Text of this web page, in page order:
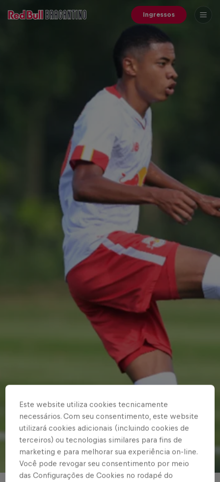
Ingressos
© Red Bull Bragantino
Este website utiliza cookies tecnicamente
necessários. Com seu consentimento, este website
utilizará cookies adicionais (incluindo cookies de
terceiros) ou tecnologias similares para fins de
marketing e para melhorar sua experiência on-line.
Você pode revogar seu consentimento por meio
das Configurações de Cookies no rodapé do